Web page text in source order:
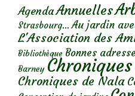
AgendaAnnuelles
Strasbourg... Au jardin
L'Association des
Bibliothèque Bonnes
Barney
Chroniques de Nala